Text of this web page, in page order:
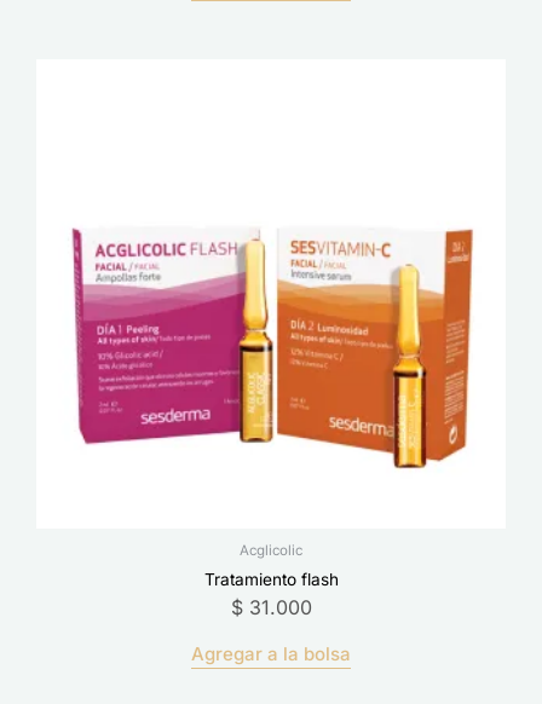
Acglicolic
Tratamiento flash
$31.000
Agregar a la bolsa